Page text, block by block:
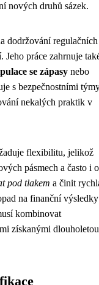
nových druhů sázek.
dodržování regulačních
Jeho práce zahrnuje
se zápasy nebo
s bezpečnostními
nekalých praktik v
flexibilitu, jelikož
pásmech a často i o
pod tlakem a činit
na finanční výsledky
kombinovat
získanými dlouholetou